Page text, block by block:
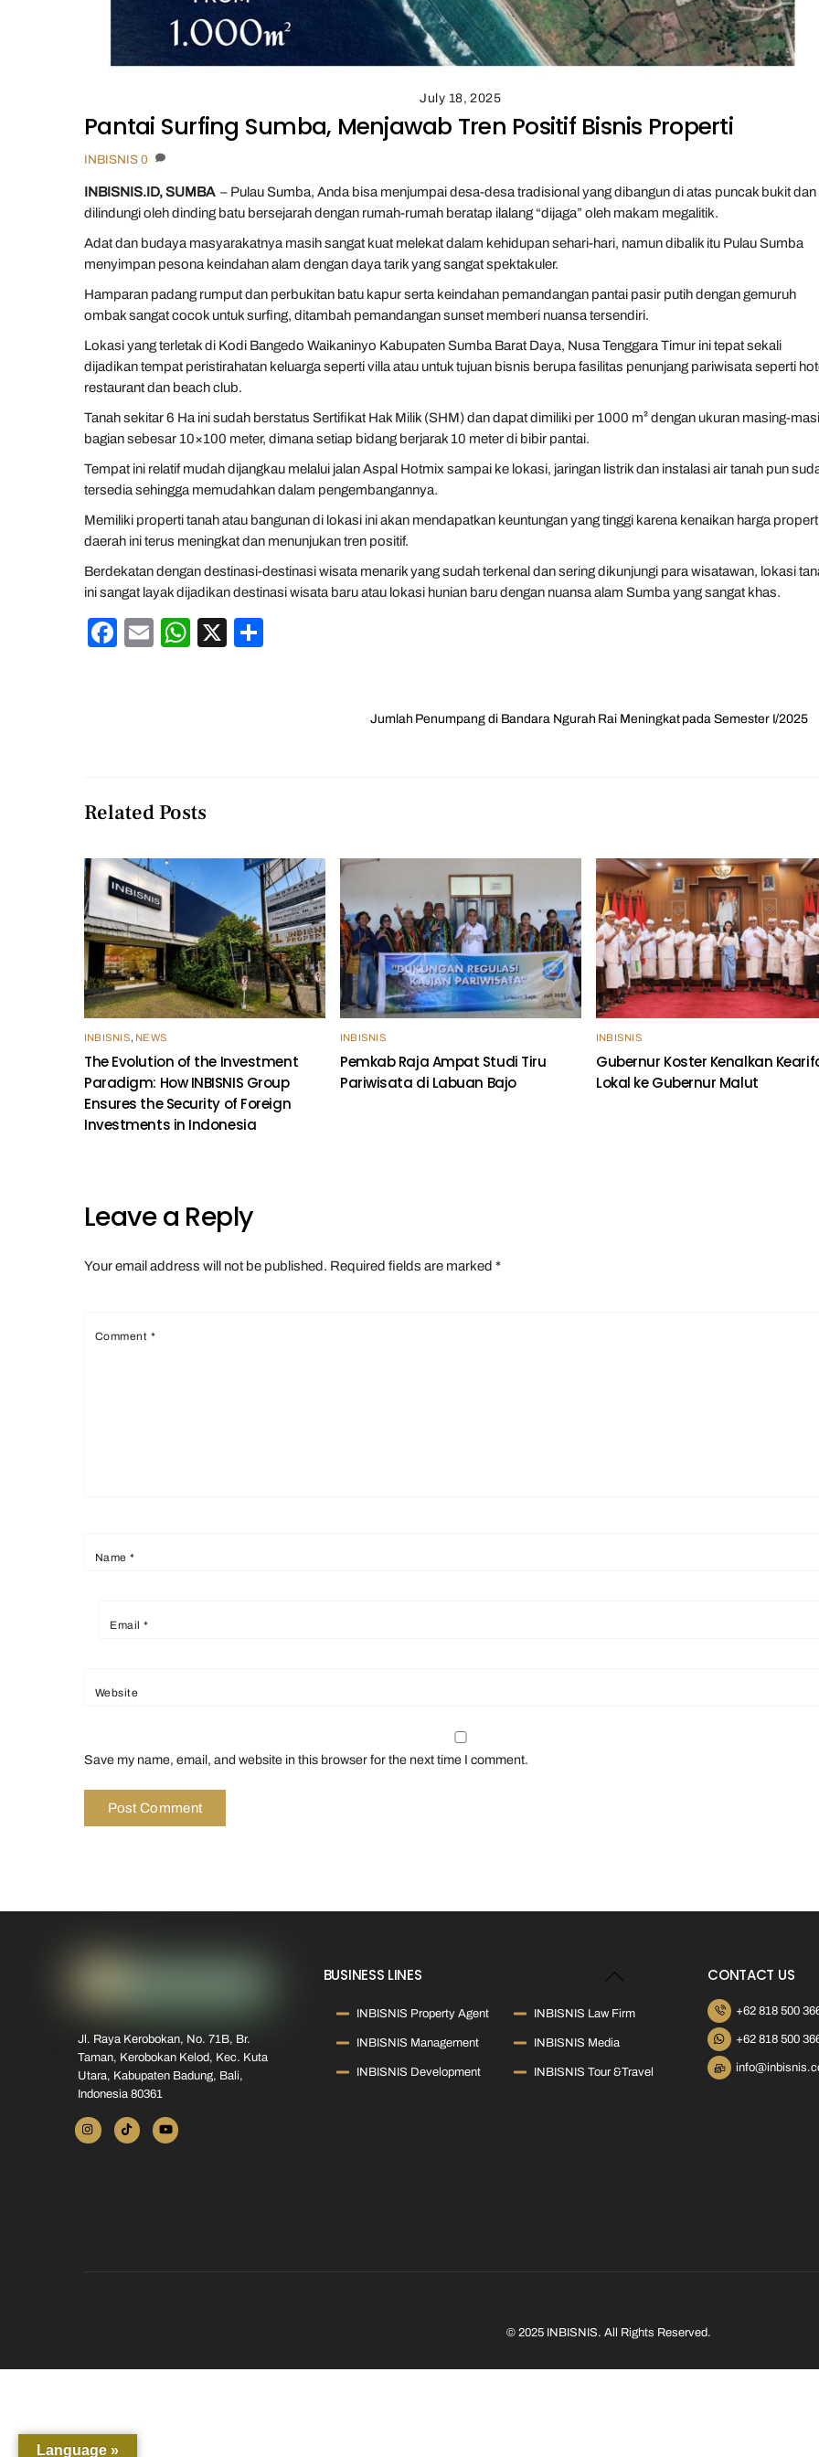
July 18, 2025
Pantai Surfing Sumba, Menjawab Tren Positif Bisnis Properti
INBISNIS 0
INBISNIS.ID, SUMBA – Pulau Sumba, Anda bisa menjumpai desa-desa tradisional yang dibangun di atas puncak bukit dan
dilindungi oleh dinding batu bersejarah dengan rumah-rumah beratap ilalang “dijaga” oleh makam megalitik.
Adat dan budaya masyarakatnya masih sangat kuat melekat dalam kehidupan sehari-hari, namun dibalik itu Pulau Sumba
menyimpan pesona keindahan alam dengan daya tarik yang sangat spektakuler.
Hamparan padang rumput dan perbukitan batu kapur serta keindahan pemandangan pantai pasir putih dengan gemuruh
ombak sangat cocok untuk surfing, ditambah pemandangan sunset memberi nuansa tersendiri.
Lokasi yang terletak di Kodi Bangedo Waikaninyo Kabupaten Sumba Barat Daya, Nusa Tenggara Timur ini tepat sekali
dijadikan tempat peristirahatan keluarga seperti villa atau untuk tujuan bisnis berupa fasilitas penunjang pariwisata seperti
restaurant dan beach club.
Tanah sekitar 6 Ha ini sudah berstatus Sertifikat Hak Milik (SHM) dan dapat dimiliki per 1000 m² dengan ukuran masing-
bagian sebesar 10×100 meter, dimana setiap bidang berjarak 10 meter di bibir pantai.
Tempat ini relatif mudah dijangkau melalui jalan Aspal Hotmix sampai ke lokasi, jaringan listrik dan instalasi air tanah pun
tersedia sehingga memudahkan dalam pengembangannya.
Memiliki properti tanah atau bangunan di lokasi ini akan mendapatkan keuntungan yang tinggi karena kenaikan harga
daerah ini terus meningkat dan menunjukan tren positif.
Berdekatan dengan destinasi-destinasi wisata menarik yang sudah terkenal dan sering dikunjungi para wisatawan, lokasi
ini sangat layak dijadikan destinasi wisata baru atau lokasi hunian baru dengan nuansa alam Sumba yang sangat khas.
F
o
E
W
p
X
Jumlah Penumpang di Bandara Ngurah Rai Meningkat pada Semester I/2025
Related Posts
INBISNIS, NEWS
The Evolution of the Investment
Paradigm: How INBISNIS Group
Ensures the Security of Foreign
Investments in Indonesia
INBISNIS
Pemkab Raja Ampat Studi Tiru
Pariwisata di Labuan Bajo
INBISNIS
Gubernur Koster Kenalkan
Lokal ke Gubernur Malut
Leave a Reply
Your email address will not be published. Required fields are marked *
Comment *
Name*
Email*
Website
Save my name, email, and website in this browser for the next time I comment.
Back
Top
Jl. Raya Kerobokan, No. 71B, Br.
Taman, Kerobokan Kelod, Kec. Kuta
Utara, Kabupaten Badung, Bali,
Indonesia 80361
BUSINESS LINES
INBISNIS Property Agent
INBISNIS Management
INBISNIS Development
INBISNIS Law Firm
INBISNIS Media
INBISNIS Tour &Travel
CONTACT US
+62 818 500
+62 818 500
© 2025 INBISNIS. All Rights Reserved.
Language »